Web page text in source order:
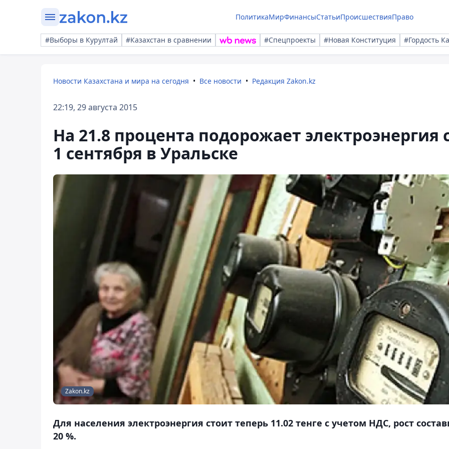
ПолитикаМирФинансыСтатьиПроисшествияПраво
#Выборы в Курултай #Казахстан в сравнении #Спецпроекты #Новая Конституция #Гордость
Новости Казахстана и мира на сегодня Все новости Редакция Zakon.kz
22:19, 29 августа 2015
На 21.8 процента подорожает электроэнергия
1 сентября в Уральске
Zakon.kz
Для населения электроэнергия стоит теперь 11.02 тенге с учетом НДС, рост
20 %.